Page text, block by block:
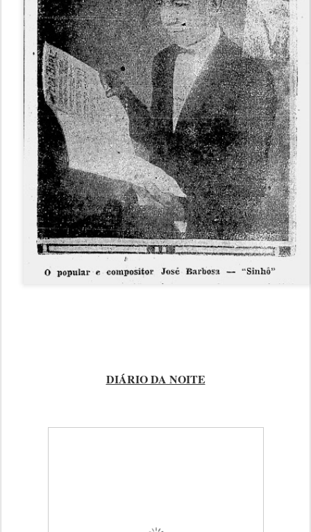
DIÁRIO DA NOITE